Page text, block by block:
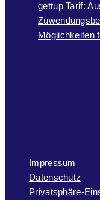
gettup Tarif:
Möglichkeiten
Impressum
Datenschutz
Privatsphäre-